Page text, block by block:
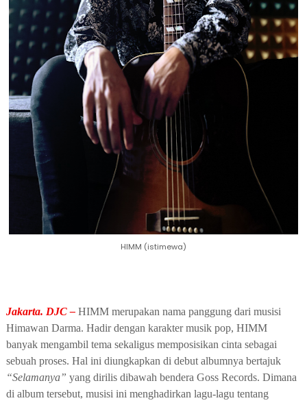
HIMM (istimewa)
Jakarta. DJC –HIMM merupakan nama panggung dari musisi
Himawan Darma. Hadir dengan karakter musik pop, HIMM
banyak mengambil tema sekaligus memposisikan cinta sebagai
sebuah proses. Hal ini diungkapkan di debut albumnya bertajuk
“Selamanya” yang dirilis dibawah bendera Goss Records. Dimana
di album tersebut, musisi ini menghadirkan lagu-lagu tentang